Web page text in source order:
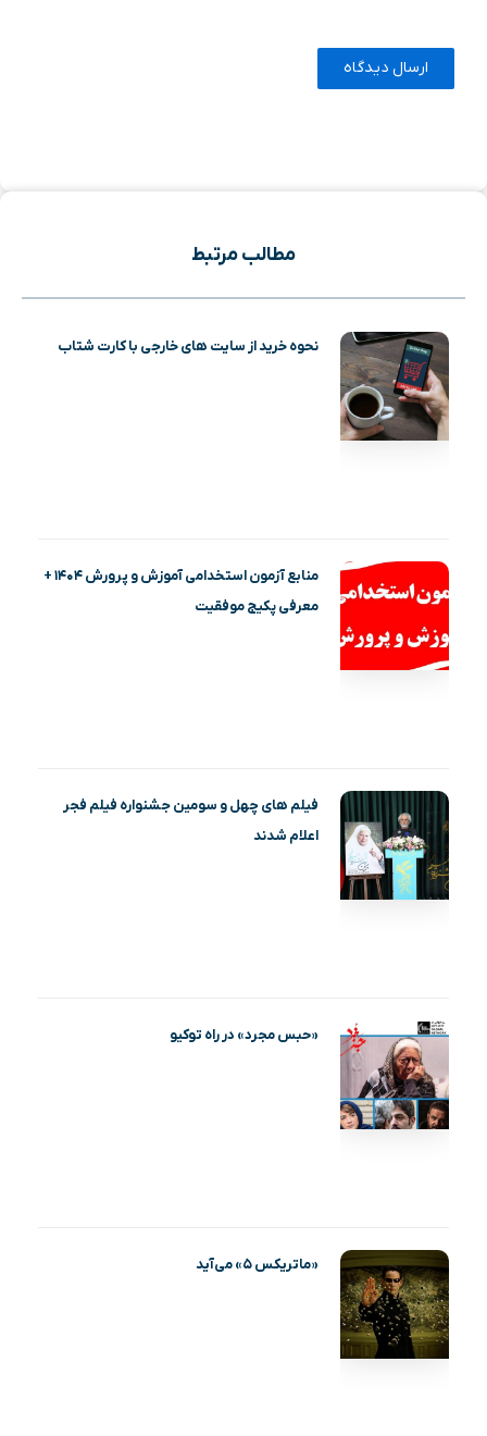
مطالب مرتبط
نحوه خرید از سایت های خارجی با کارت شتاب
منابع آزمون استخدامی آموزش و پرورش ۱۴۰۴ +
معرفی پکیج موفقیت
فیلم‌ های چهل و سومین جشنواره فیلم فجر
اعلام شدند
«حبس مجرد» در راه توکیو
«ماتریکس ۵» می‌آید